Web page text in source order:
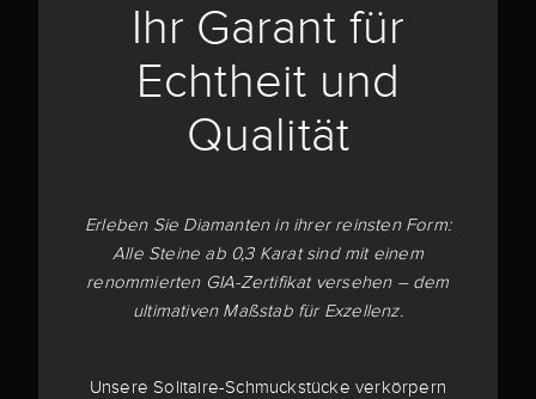
Ihr Garant für
Echtheit und
Qualität
Erleben Sie Diamanten in ihrer reinsten Form:
Alle Steine ab 0,3 Karat sind mit einem
renommierten GIA-Zertifikat versehen – dem
ultimativen Maßstab für Exzellenz.
Unsere Solitaire-Schmuckstücke verkörpern